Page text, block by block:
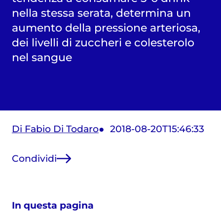
nella stessa serata, determina un
aumento della pressione arteriosa,
dei livelli di zuccheri e colesterolo
nel sangue
Di Fabio Di Todaro 2018-08-20T15:46:33
Condividi
In questa pagina